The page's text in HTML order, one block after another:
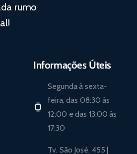
rumo
Informações Úteis
Segunda à sexta-
feira, das 08:30 às
12:00 e das 13:00 às
17:30
Tv. São José, 455 |